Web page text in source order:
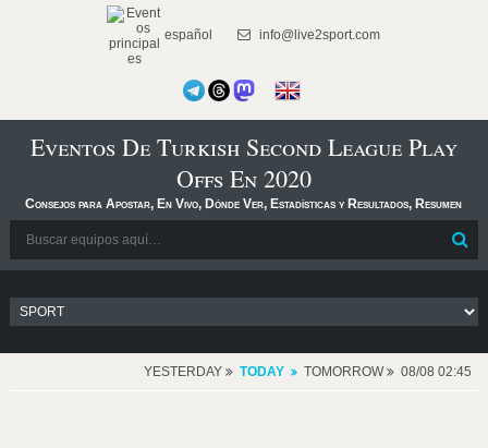
español info@live2sport.com
Eventos De Turkish Second League Play
Offs En 2020
Consejos para Apostar, En Vivo, Dónde Ver, Estadísticas y Resultados, Resumen
YESTERDAY TODAY TOMORROW 08/08 02:45